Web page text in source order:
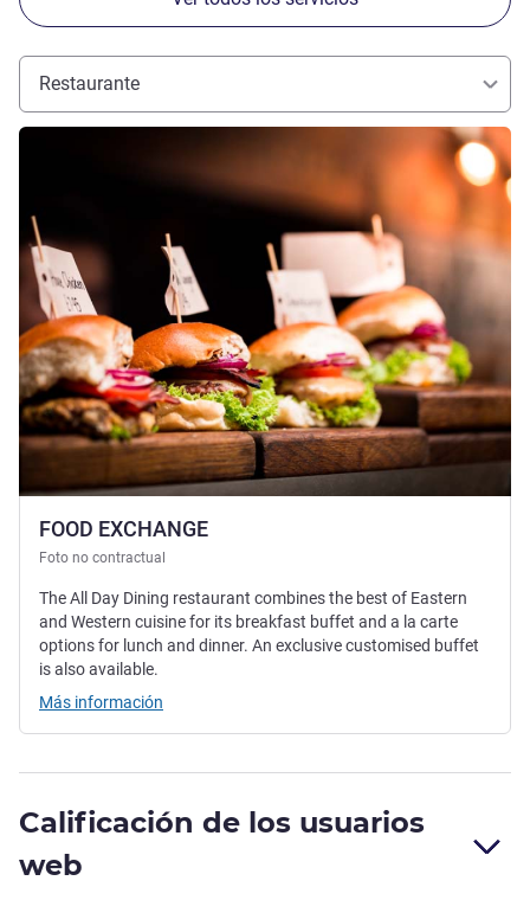
Restaurante
FOOD EXCHANGE
Foto no contractual
Más información
The All Day Dining restaurant combines the best of Eastern
and Western cuisine for its breakfast buffet and a la carte
options for lunch and dinner. An exclusive customised buffet
is also available.
Más información
Calificación de los usuarios
web